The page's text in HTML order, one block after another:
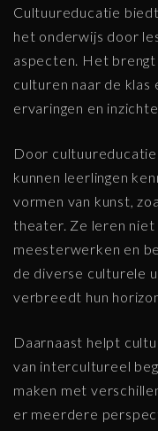
Cultuureducatie
het onderwijs door
aspecten. Het
culturen naar de klas
ervaringen en
Door
kunnen leerlingen
vormen van kunst,
theater. Ze leren
meesterwerken en
de diverse culturele
verbreedt hun
Daarnaast helpt
van intercultureel
maken met
er meerdere